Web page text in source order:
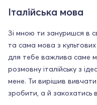
Італійська мова
Зі мною ти зануришся в
та сама мова з культових
для тебе важлива саме
розмовну італійську з
мене. Ти вирішив
зробити, а й закохатись